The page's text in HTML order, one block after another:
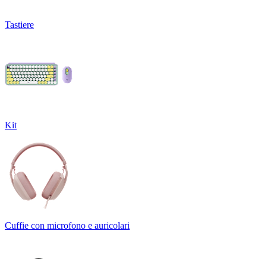
Tastiere
Kit
Cuffie con microfono e auricolari